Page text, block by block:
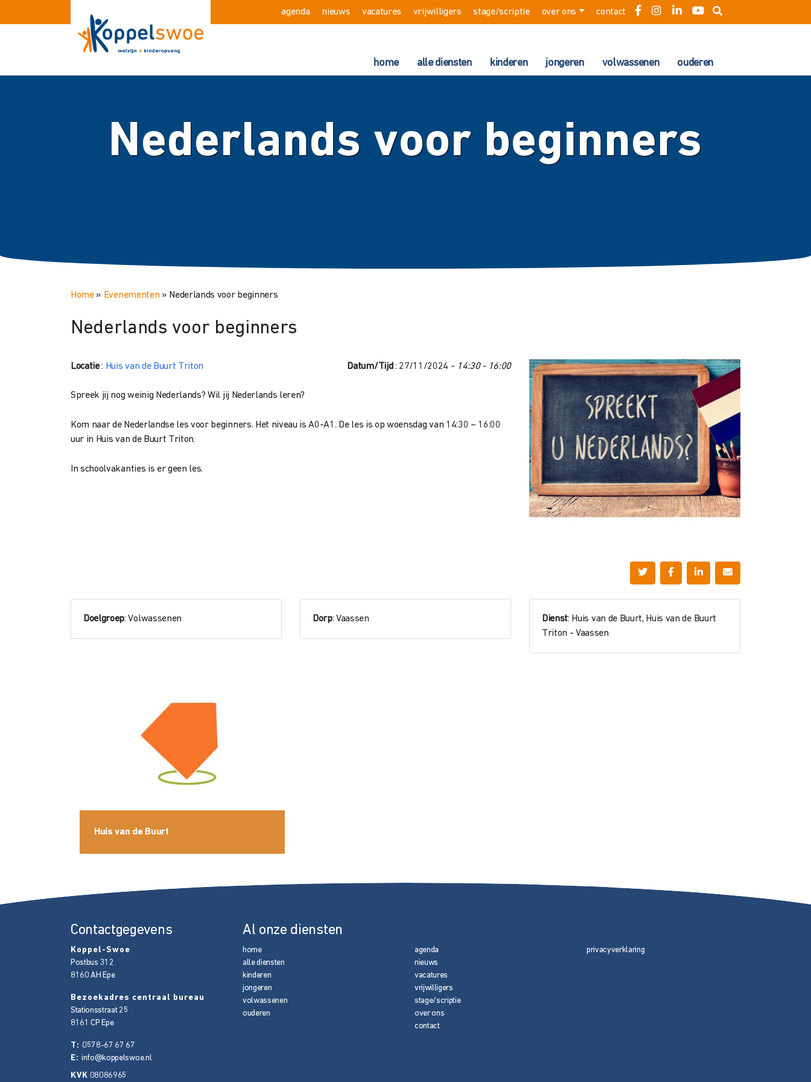
agenda nieuws vacatures vrijwilligers stage/scriptie over ons contact
home alle diensten kinderen jongeren volwassenen ouderen
Nederlands voor beginners
Home» Evenementen» Nederlands voor beginners
Nederlands voor beginners
Locatie: Huis van de Buurt Triton Datum/Tijd : 27/11/2024 - 14:30 - 16:00
Spreek jij nog weinig Nederlands? Wil jij Nederlands leren?
Kom naar de Nederlandse les voor beginners. Het niveau is A0-A1. De les is op woensdag van 14:30 – 16:00
uur in Huis van de Buurt Triton.
In schoolvakanties is er geen les.
Doelgroep: Volwassenen Dorp: Vaassen Dienst: Huis van de Buurt, Huis van de Buurt
Triton - Vaassen
Huis van de Buurt
Contactgegevens
Koppel-Swoe
Postbus 312
8160 AH Epe
Bezoekadres centraal bureau
Stationsstraat 25
8161 CP Epe
T: 0578-67 67 67
E: info@koppelswoe.nl
KVK 08086965
Al onze diensten
home
alle diensten
kinderen
jongeren
volwassenen
ouderen
agenda
nieuws
vacatures
vrijwilligers
stage/scriptie
over ons
contact
privacyverklaring